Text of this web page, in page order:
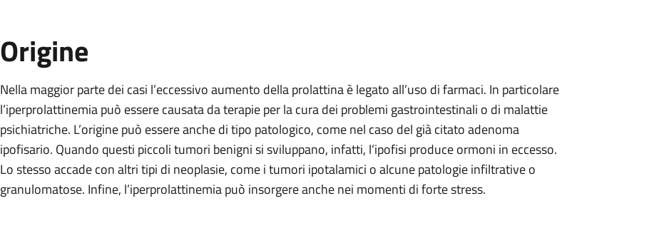
Origine
Nella maggior parte dei casi l’eccessivo aumento della prolattina è legato all’uso di farmaci. In particolare
l’iperprolattinemia può essere causata da terapie per la cura dei problemi gastrointestinali o di malattie
psichiatriche. L’origine può essere anche di tipo patologico, come nel caso del già citato adenoma
ipofisario. Quando questi piccoli tumori benigni si sviluppano, infatti, l’ipofisi produce ormoni in eccesso.
Lo stesso accade con altri tipi di neoplasie, come i tumori ipotalamici o alcune patologie infiltrative o
granulomatose. Infine, l’iperprolattinemia può insorgere anche nei momenti di forte stress.